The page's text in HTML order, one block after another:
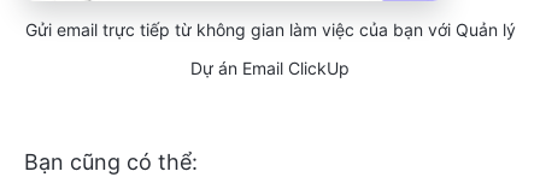
Gửi email trực tiếp từ không gian làm việc của bạn với Quản lý
Dự án Email ClickUp
Bạn cũng có thể: